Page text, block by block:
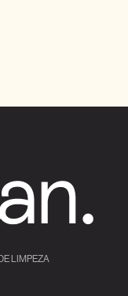
LIMPEZA